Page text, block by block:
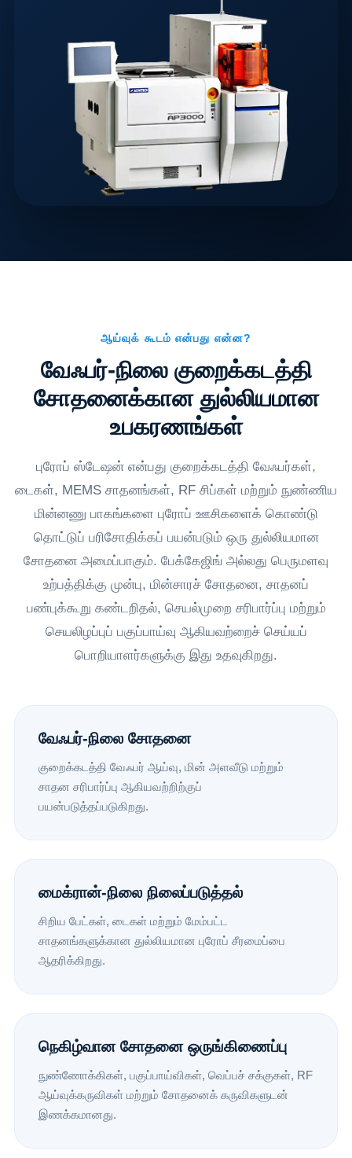
ஆய்வுக் கூடம் என்பது என்ன?
வேஃபர்-நிலை குறைக்கடத்தி
சோதனைக்கான துல்லியமான
உபகரணங்கள்
புரோப் ஸ்டேஷன் என்பது குறைக்கடத்தி வேஃபர்கள்,
டைகள், MEMS சாதனங்கள், RF சிப்கள் மற்றும் நுண்ணிய
மின்னணு பாகங்களை புரோப் ஊசிகளைக் கொண்டு
தொட்டுப் பரிசோதிக்கப் பயன்படும் ஒரு துல்லியமான
சோதனை அமைப்பாகும். பேக்கேஜிங் அல்லது பெருமளவு
உற்பத்திக்கு முன்பு, மின்சாரச் சோதனை, சாதனப்
பண்புக்கூறு கண்டறிதல், செயல்முறை சரிபார்ப்பு மற்றும்
செயலிழப்புப் பகுப்பாய்வு ஆகியவற்றைச் செய்யப்
பொறியாளர்களுக்கு இது உதவுகிறது.
வேஃபர்-நிலை சோதனை
குறைக்கடத்தி வேஃபர் ஆய்வு, மின் அளவீடு மற்றும்
சாதன சரிபார்ப்பு ஆகியவற்றிற்குப்
பயன்படுத்தப்படுகிறது.
மைக்ரான்-நிலை நிலைப்படுத்தல்
சிறிய பேட்கள், டைகள் மற்றும் மேம்பட்ட
சாதனங்களுக்கான துல்லியமான புரோப் சீரமைப்பை
ஆதரிக்கிறது.
நெகிழ்வான சோதனை ஒருங்கிணைப்பு
நுண்ணோக்கிகள், பகுப்பாய்விகள், வெப்பச் சக்குகள், RF
ஆய்வுக்கருவிகள் மற்றும் சோதனைக் கருவிகளுடன்
இணக்கமானது.